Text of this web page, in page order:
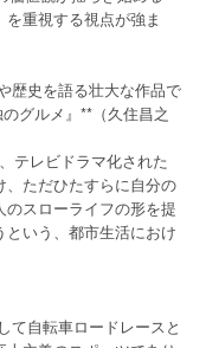
重視する視点が強ま
歴史を語る壮大な作品で
グルメ』**（久住昌之
テレビドラマ化された
ただひたすらに自分の
スローライフの形を提
いう、都市生活におけ
て自転車ロードレースと